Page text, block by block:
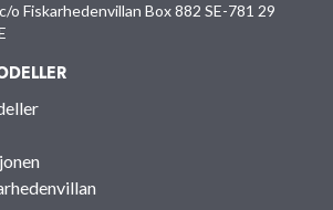
o Fiskarhedenvillan Box 882 SE-781 29